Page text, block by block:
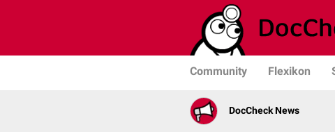
Community Flexikon
DocCheck News